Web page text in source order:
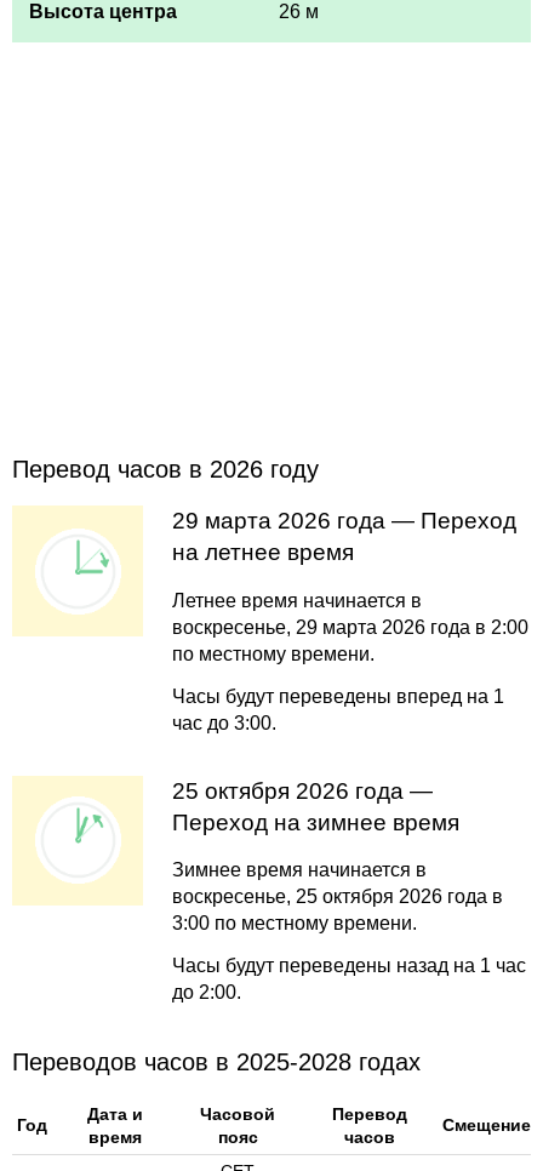
Высота центра
26 м
Перевод часов в 2026 году
29 марта 2026 года — Переход
на летнее время
Летнее время начинается в
воскресенье, 29 марта 2026 года в 2:00
по местному времени.
Часы будут переведены вперед на 1
час до 3:00.
25 октября 2026 года —
Переход на зимнее время
Зимнее время начинается в
воскресенье, 25 октября 2026 года в
3:00 по местному времени.
Часы будут переведены назад на 1 час
до 2:00.
Переводов часов в 2025-2028 годах
Год
Дата и
время
Часовой
пояс
Перевод
часов
Смещение